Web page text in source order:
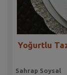
Yoğurtlu
Sahrap Soysal